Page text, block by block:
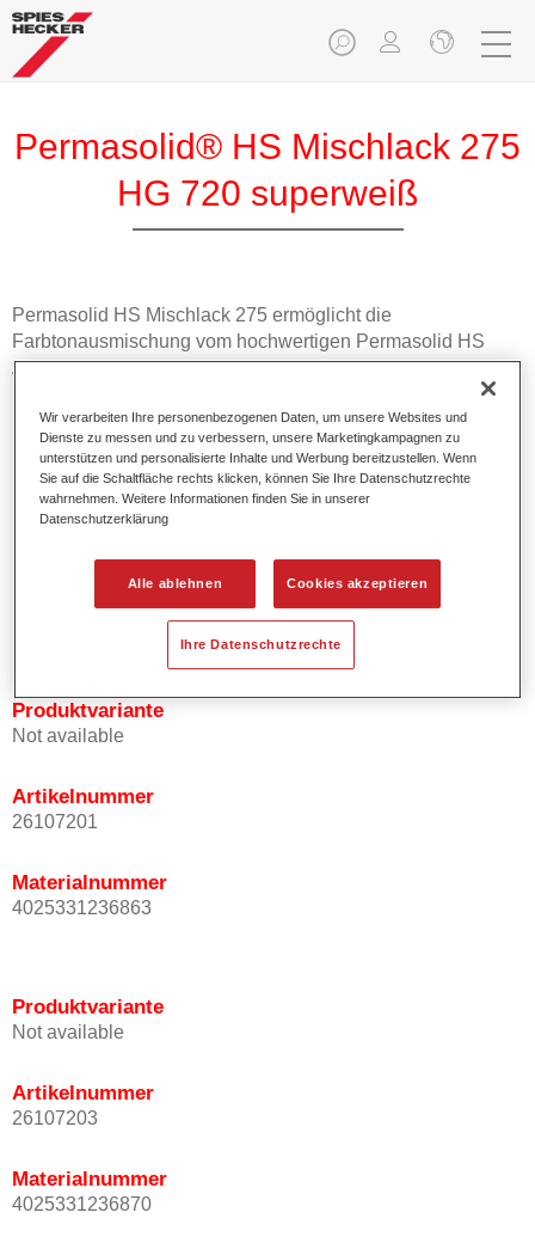
Permasolid® HS Mischlack 275
HG 720 superweiß
Permasolid HS Mischlack 275 ermöglicht die
Farbtonausmischung vom hochwertigen Permasolid HS
Autolack 275 mit allen Uni-Farbtönen für die Pkw-
Produktmerkmale
Erlaubt eine einfache und schnelle Verarbeitung in 1,5
Spritzgängen.
Ermöglicht schnelle Trocknungszeiten.
Bietet ein hohes Deckvermögen.
Besitzt einen exzellenten Decklackstand.
Entspricht den VOC Anforderungen.
Alle Farbtöne sind bleifrei.
Produktvariante
Not available
Artikelnummer
26107201
Materialnummer
4025331236863
Produktvariante
Not available
Artikelnummer
26107203
Materialnummer
4025331236870
Wir verarbeiten Ihre personenbezogenen Daten, um unsere Websites und
Dienste zu messen und zu verbessern, unsere Marketingkampagnen zu
unterstützen und personalisierte Inhalte und Werbung bereitzustellen. Wenn
Sie auf die Schaltfläche rechts klicken, können Sie Ihre Datenschutzrechte
wahrnehmen. Weitere Informationen finden Sie in unserer
Datenschutzerklärung
Alle ablehnen Cookies akzeptieren
Ihre Datenschutzrechte